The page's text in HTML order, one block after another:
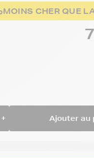
MOINS CHER QUE
+ Ajouter au